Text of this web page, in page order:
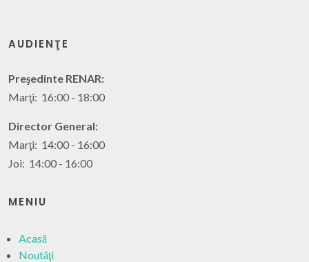
AUDIENŢE
Preşedinte RENAR:
Marţi: 16:00 - 18:00
Director General:
Marţi: 14:00 - 16:00
Joi: 14:00 - 16:00
MENIU
Acasă
Noutăţi